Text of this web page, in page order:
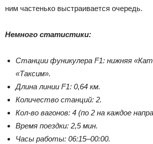
ним частенько выстраивается очередь.
Немного статистики:
Станции фуникулера F1: нижняя
«Таксим».
Длина линии F1: 0,64 км.
Количество станций: 2.
Кол-во вагонов: 4 (по 2 на каждое
Время поездки: 2,5 мин.
Часы работы: 06:15–00:00.